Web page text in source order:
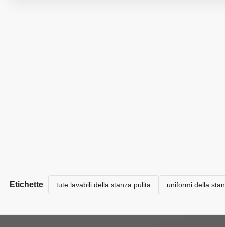
Etichette tute lavabili della stanza pulita uniformi della